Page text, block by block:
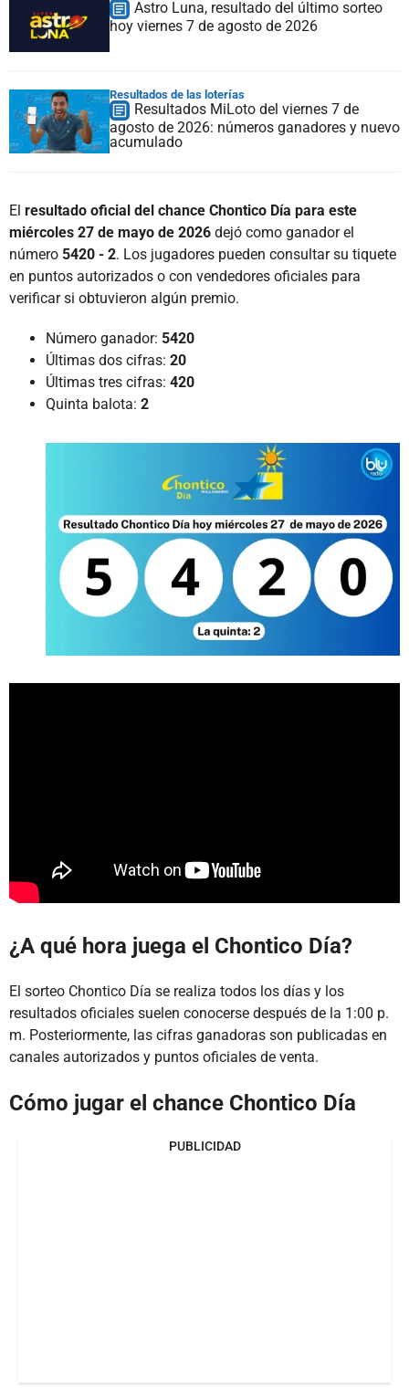
Astro Luna, resultado del último sorteo
hoy viernes 7 de agosto de 2026
Resultados de las loterías
Resultados MiLoto del viernes 7 de
agosto de 2026: números ganadores y nuevo
acumulado
El resultado oficial del chance Chontico Día para este
miércoles 27 de mayo de 2026 dejó como ganador el
número 5420 - 2. Los jugadores pueden consultar su tiquete
en puntos autorizados o con vendedores oficiales para
verificar si obtuvieron algún premio.
Número ganador: 5420
Últimas dos cifras: 20
Últimas tres cifras: 420
Quinta balota: 2
¿A qué hora juega el Chontico Día?
El sorteo Chontico Día se realiza todos los días y los
resultados oficiales suelen conocerse después de la 1:00 p.
m. Posteriormente, las cifras ganadoras son publicadas en
canales autorizados y puntos oficiales de venta.
Cómo jugar el chance Chontico Día
PUBLICIDAD